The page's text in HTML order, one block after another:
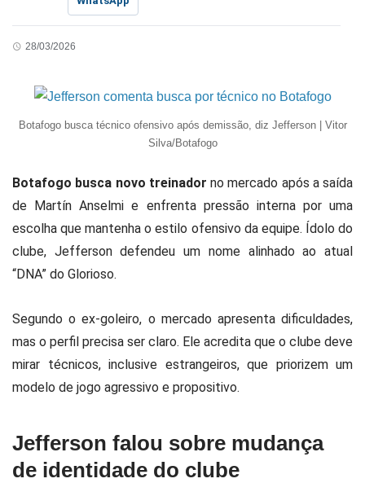
28/03/2026
Botafogo busca técnico ofensivo após demissão, diz Jefferson | Vitor
Silva/Botafogo
Botafogo busca novo treinador no mercado após a saída
de Martín Anselmi e enfrenta pressão interna por uma
escolha que mantenha o estilo ofensivo da equipe. Ídolo do
clube, Jeffersondefendeu um nome alinhado ao atual
“DNA” do Glorioso.
Segundo o ex-goleiro, o mercado apresenta dificuldades,
mas o perfil precisa ser claro. Ele acredita que o clube deve
mirar técnicos, inclusive estrangeiros, que priorizem um
modelo de jogo agressivo e propositivo.
Jefferson falou sobre mudança
de identidade do clube